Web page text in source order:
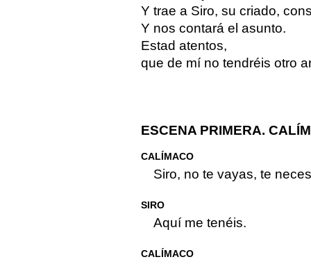
Y trae a Siro, su criado,
Y nos contará el asunto.
Estad atentos,
que de mí no tendréis otro
ESCENA PRIMERA.
CALÍMACO
Siro, no te vayas, te
SIRO
Aquí me tenéis.
CALÍMACO